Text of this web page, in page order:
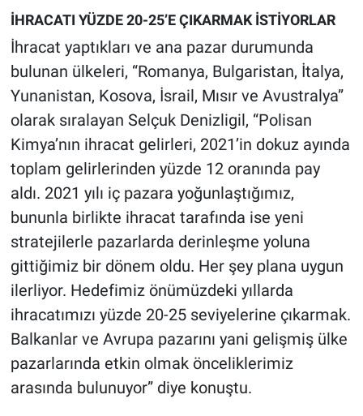
İHRACATI YÜZDE 20-25’E ÇIKARMAK İSTİYORLAR
İhracat yaptıkları ve ana pazar durumunda
bulunan ülkeleri, “Romanya, Bulgaristan, İtalya,
Yunanistan, Kosova, İsrail, Mısır ve Avustralya”
olarak sıralayan Selçuk Denizligil, “Polisan
Kimya’nın ihracat gelirleri, 2021’in dokuz ayında
toplam gelirlerinden yüzde 12 oranında pay
aldı. 2021 yılı iç pazara yoğunlaştığımız,
bununla birlikte ihracat tarafında ise yeni
stratejilerle pazarlarda derinleşme yoluna
gittiğimiz bir dönem oldu. Her şey plana uygun
ilerliyor. Hedefimiz önümüzdeki yıllarda
ihracatımızı yüzde 20-25 seviyelerine çıkarmak.
Balkanlar ve Avrupa pazarını yani gelişmiş ülke
pazarlarında etkin olmak önceliklerimiz
arasında bulunuyor” diye konuştu.